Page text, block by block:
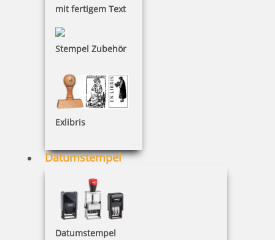
mit fertigem Text
Stempel Zubehör
Exlibris
Datumstempel
Datumstempel
Poststempel
SEPA Stempel
15 Artikel in der Kategorie